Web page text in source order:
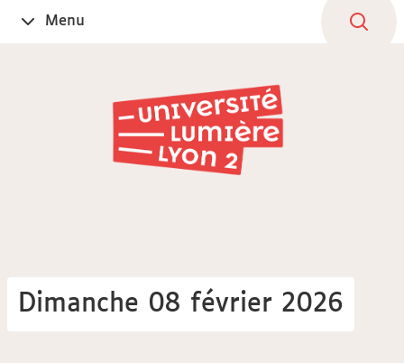
OuvrirMenu
Dimanche 08 février 2026